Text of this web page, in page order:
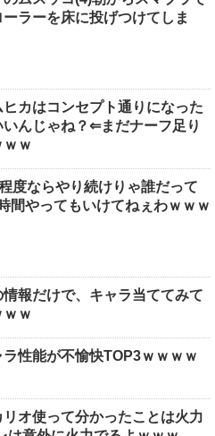
ラーを床に投げつけてしま
ヒカはコンセプト通りになった
んじゃね？⇐まだナーフ足り
ｗ
度ならやり続けりゃ誰だって
間やってもいけてねぇわｗｗｗ
情報だけで、キャラ当ててみて
ｗ
ラ性能が不愉快TOP3ｗｗｗｗ
リオ使って分かったことは火力